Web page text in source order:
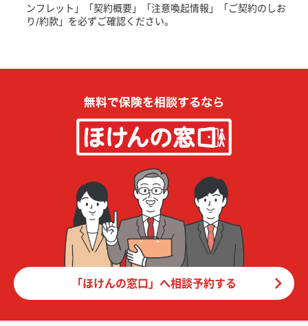
ンフレット」「契約概要」「注意喚起情報」「ご契約のしお
り/約款」を必ずご確認ください。
「ほけんの窓口」へ相談予約する